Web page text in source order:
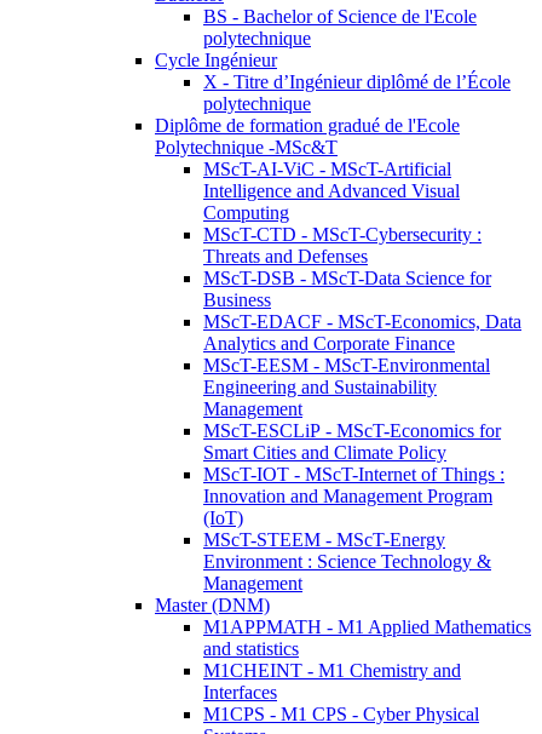
BS - Bachelor of Science de l'Ecole
polytechnique
Cycle Ingénieur
X - Titre d’Ingénieur diplômé de l’École
polytechnique
Diplôme de formation gradué de l'Ecole
Polytechnique -MSc&T
MScT-AI-ViC - MScT-Artificial
Intelligence and Advanced Visual
Computing
MScT-CTD - MScT-Cybersecurity :
Threats and Defenses
MScT-DSB - MScT-Data Science for
Business
MScT-EDACF - MScT-Economics, Data
Analytics and Corporate Finance
MScT-EESM - MScT-Environmental
Engineering and Sustainability
Management
MScT-ESCLiP - MScT-Economics for
Smart Cities and Climate Policy
MScT-IOT - MScT-Internet of Things :
Innovation and Management Program
(IoT)
MScT-STEEM - MScT-Energy
Environment : Science Technology &
Management
Master (DNM)
M1APPMATH - M1 Applied Mathematics
and statistics
M1CHEINT - M1 Chemistry and
Interfaces
M1CPS - M1 CPS - Cyber Physical